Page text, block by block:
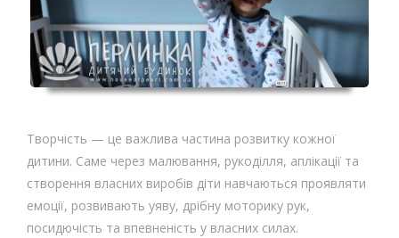
Творчість — це важлива частина розвитку кожної
дитини. Саме через малювання, рукоділля, аплікації та
створення власних виробів діти навчаються проявляти
емоції, розвивають уяву, дрібну моторику рук,
посидючість та впевненість у власних силах.